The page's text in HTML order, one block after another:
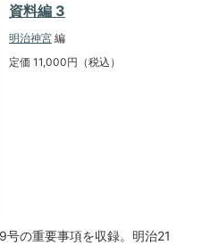
資料編 3
明治神宮 編
定価 11,000円（税込）
号の重要事項を収録。明治21